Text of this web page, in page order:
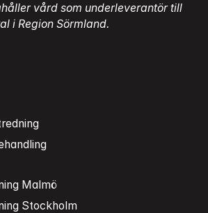
vård som underleverantör till
i Region Sörmland.
Malmö
Stockholm